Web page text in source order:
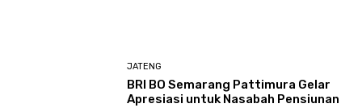
JATENG
BRI BO Semarang Pattimura Gelar
Apresiasi untuk Nasabah Pensiunan